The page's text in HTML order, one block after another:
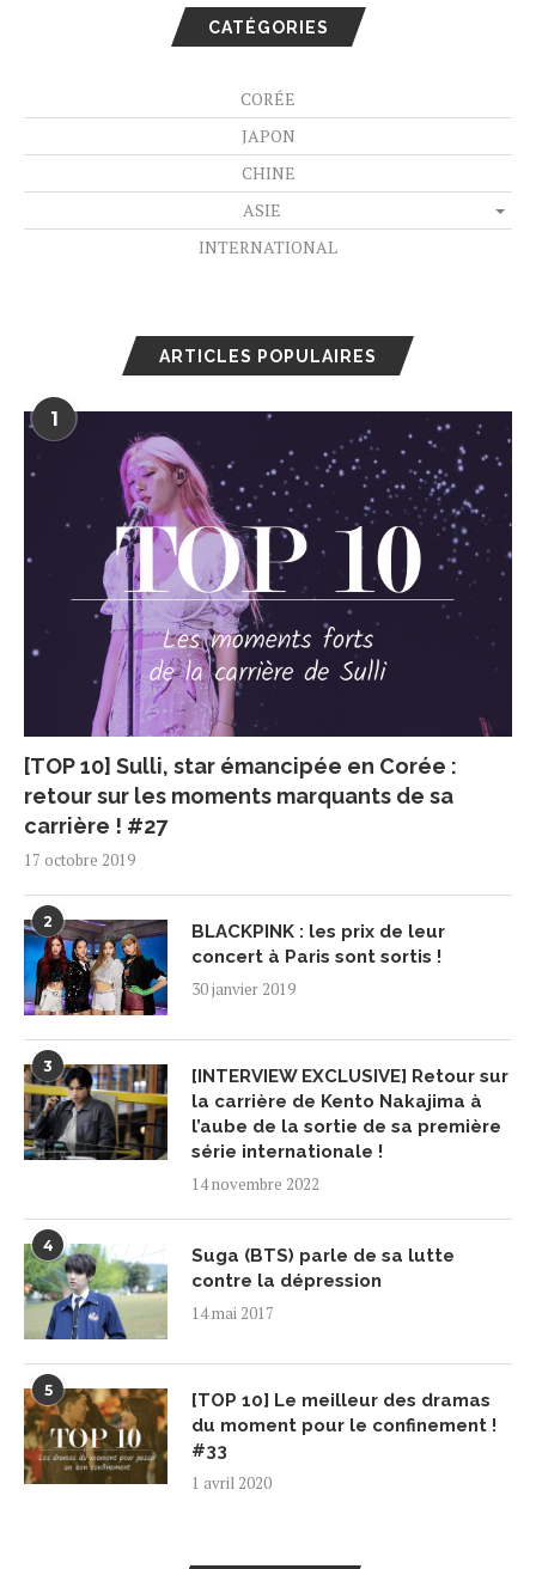
CATÉGORIES
CORÉE
JAPON
CHINE
ASIE
INTERNATIONAL
ARTICLES POPULAIRES
1
[TOP 10] Sulli, star émancipée en Corée :
retour sur les moments marquants de sa
carrière ! #27
17 octobre 2019
2
BLACKPINK : les prix de leur
concert à Paris sont sortis !
30 janvier 2019
3
[INTERVIEW EXCLUSIVE] Retour sur
la carrière de Kento Nakajima à
l’aube de la sortie de sa première
série internationale !
14 novembre 2022
4
Suga (BTS) parle de sa lutte
contre la dépression
14 mai 2017
5
[TOP 10] Le meilleur des dramas
du moment pour le confinement !
#33
1 avril 2020